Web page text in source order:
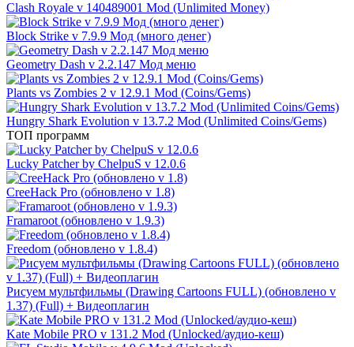
Clash Royale v 140489001 Mod (Unlimited Money)
Block Strike v 7.9.9 Мод (много денег)
Geometry Dash v 2.2.147 Мод меню
Plants vs Zombies 2 v 12.9.1 Mod (Coins/Gems)
Hungry Shark Evolution v 13.7.2 Mod (Unlimited Coins/Gems)
ТОП программ
Lucky Patcher by ChelpuS v 12.0.6
CreeHack Pro (обновлено v 1.8)
Framaroot (обновлено v 1.9.3)
Freedom (обновлено v 1.8.4)
Рисуем мультфильмы (Drawing Cartoons FULL) (обновлено v
1.37) (Full) + Видеоплагин
Kate Mobile PRO v 131.2 Mod (Unlocked/аудио-кеш)